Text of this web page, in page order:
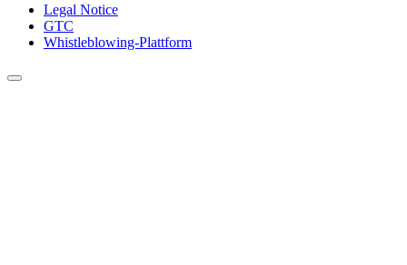
Legal Notice
GTC
Whistleblowing-Plattform